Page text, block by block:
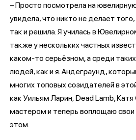
– Просто посмотрела на
увидела, что никто не делает
так и решила. Я училась в
также у нескольких частных
каком-то серьёзном, а среди
людей, как и я. Андеграунд,
многих топовых созидателей в
как Уильям Ларин, Dead Lamb,
мастером и теперь воплощаю свои
этом.